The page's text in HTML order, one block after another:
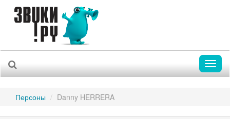
Персоны Danny HERRERA